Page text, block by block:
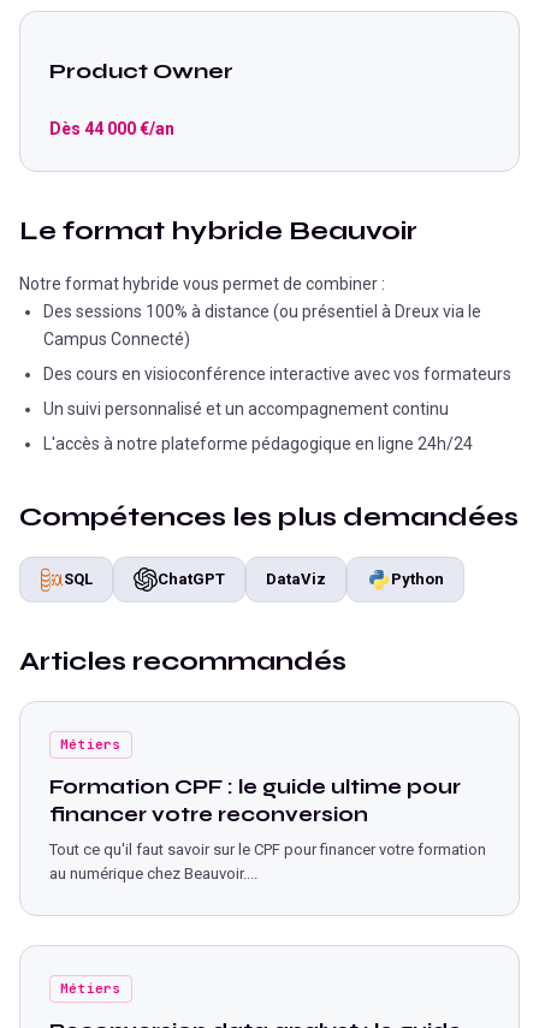
Product Owner
Dès 44 000€/an
Le format hybride Beauvoir
Notre format hybride vous permet de combiner :
Des sessions 100% à distance (ou présentiel à Dreux via le
Campus Connecté)
Des cours en visioconférence interactive avec vos formateurs
Un suivi personnalisé et un accompagnement continu
L'accès à notre plateforme pédagogique en ligne 24h/24
Compétences les plus demandées
SQL ChatGPT DataViz Python
Articles recommandés
Métiers
Formation CPF : le guide ultime pour
financer votre reconversion
Tout ce qu'il faut savoir sur le CPF pour financer votre formation
au numérique chez Beauvoir....
Métiers